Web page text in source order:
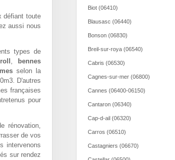
défiant toute
aussi nous
types de
,
bennes
selon la
D'autres
françaises
pour
rénovation,
de vos
intervenons
sur rendez
Biot (06410)
Blausasc (06440)
Bonson (06830)
Breil-sur-roya (06540)
Cabris (06530)
Cagnes-sur-mer (06800)
Cannes (06400-06150)
Cantaron (06340)
Cap-d-ail (06320)
Carros (06510)
Castagniers (06670)